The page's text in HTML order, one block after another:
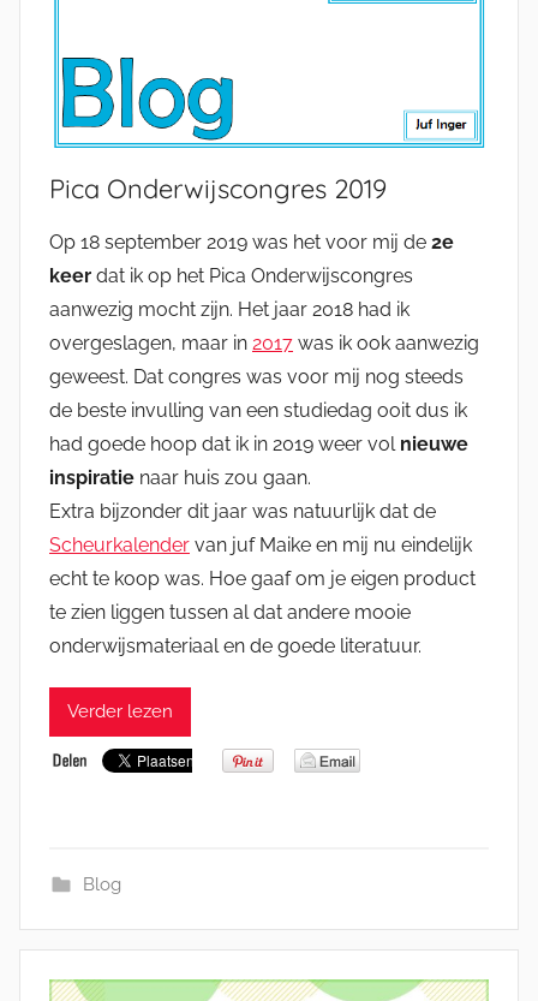
Pica Onderwijscongres 2019
Op 18 september 2019 was het voor mij de 2e
keer dat ik op het Pica Onderwijscongres
aanwezig mocht zijn. Het jaar 2018 had ik
overgeslagen, maar in 2017 was ik ook aanwezig
geweest. Dat congres was voor mij nog steeds
de beste invulling van een studiedag ooit dus ik
had goede hoop dat ik in 2019 weer vol nieuwe
inspiratie naar huis zou gaan.
Extra bijzonder dit jaar was natuurlijk dat de
Scheurkalender van juf Maike en mij nu eindelijk
echt te koop was. Hoe gaaf om je eigen product
te zien liggen tussen al dat andere mooie
onderwijsmateriaal en de goede literatuur.
Verder lezen
Blog